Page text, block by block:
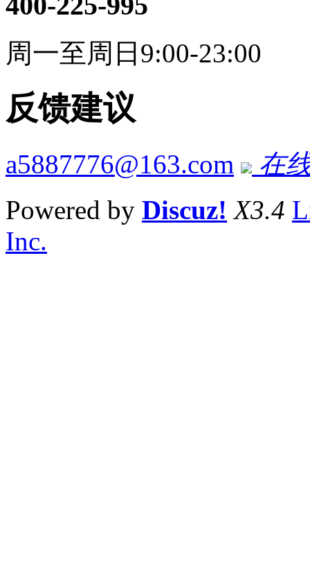
周一至周日9:00-23:00
反馈建议
a5887776@163.com
在
Powered by Discuz! X3.4
Inc.